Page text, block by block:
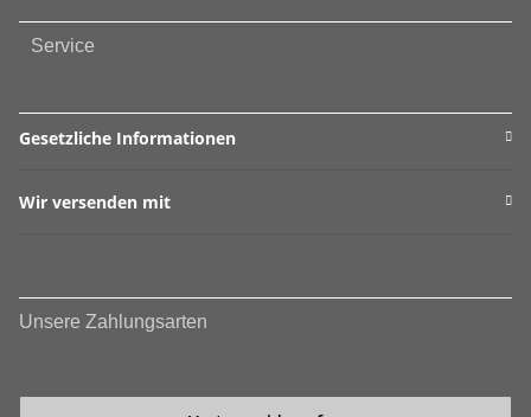
Service
Gesetzliche Informationen
Wir versenden mit
Unsere Zahlungsarten